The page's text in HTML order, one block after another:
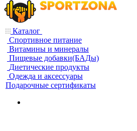
Каталог
Спортивное питание
Витамины и минералы
Пищевые добавки(БАДы)
Диетические продукты
Одежда и аксессуары
Подарочные сертификаты